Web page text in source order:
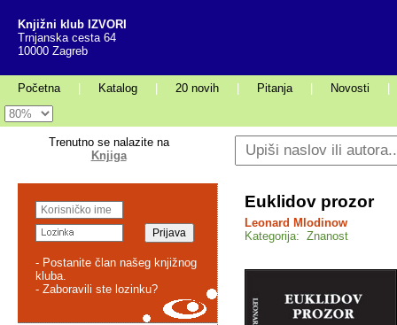
Knjižni klub IZVORI
Trnjanska cesta 64
10000 Zagreb
Početna Katalog 20 novih Pitanja Novosti
Trenutno se nalazite na
Knjiga
- Postanite član našeg knjižnog
kluba.
- Zaboravili ste lozinku?
Euklidov prozor
Leonard Mlodinow
Kategorija: Znanost